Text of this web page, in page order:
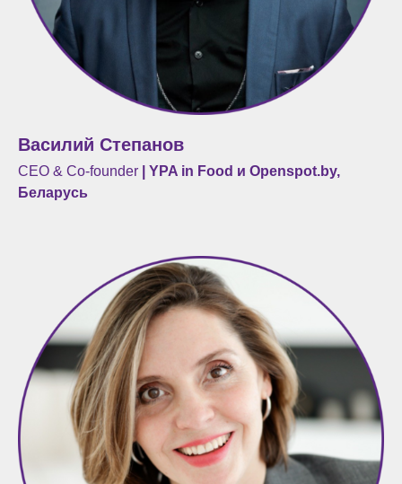
Василий Степанов
CEO & Co-founder | YPA in Food и Openspot.by,
Беларусь